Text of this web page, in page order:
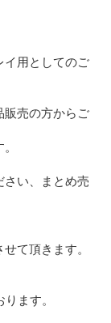
イ用としてのご
販売の方からご
さい、まとめ売
て頂きます。
ます。